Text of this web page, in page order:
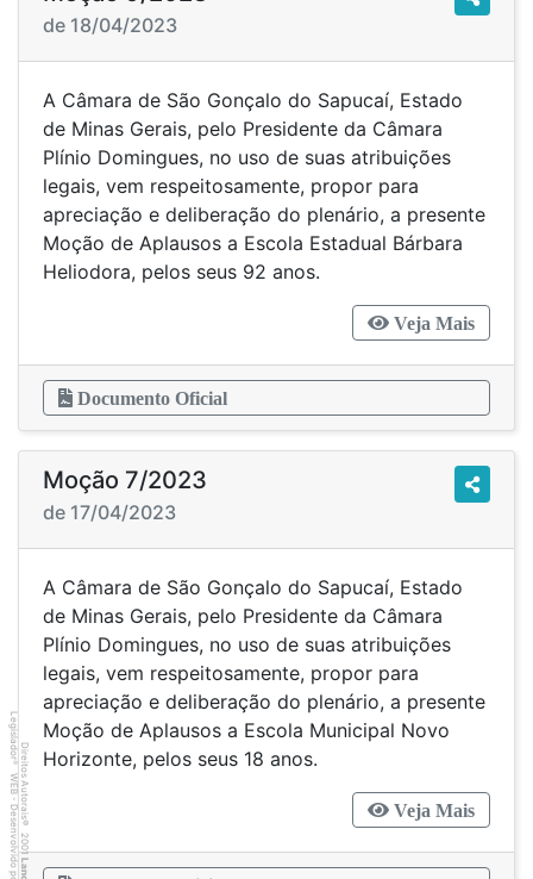
de 18/04/2023
A Câmara de São Gonçalo do Sapucaí, Estado
de Minas Gerais, pelo Presidente da Câmara
Plínio Domingues, no uso de suas atribuições
legais, vem respeitosamente, propor para
apreciação e deliberação do plenário, a presente
Moção de Aplausos a Escola Estadual Bárbara
Heliodora, pelos seus 92 anos.
Veja Mais
Documento Oficial
Moção 7/2023
de 17/04/2023
A Câmara de São Gonçalo do Sapucaí, Estado
de Minas Gerais, pelo Presidente da Câmara
Plínio Domingues, no uso de suas atribuições
legais, vem respeitosamente, propor para
apreciação e deliberação do plenário, a presente
Moção de Aplausos a Escola Municipal Novo
Horizonte, pelos seus 18 anos.
Veja Mais
Direitos Autorais
©
2001
Legislador
®
WEB - Desenvolvido por